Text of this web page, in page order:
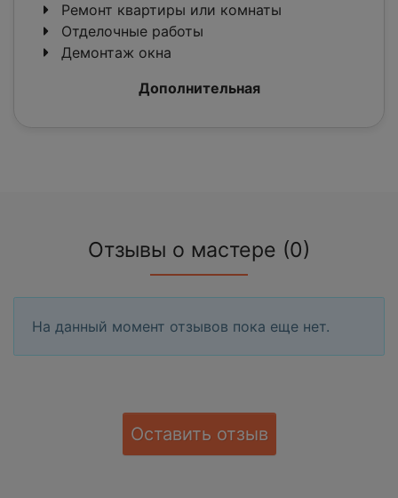
Ремонт квартиры или комнаты
Отделочные работы
Демонтаж окна
Дополнительная
Отзывы о мастере (0)
На данный момент отзывов пока еще нет.
Оставить отзыв